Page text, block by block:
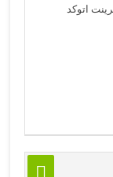
اتوکد